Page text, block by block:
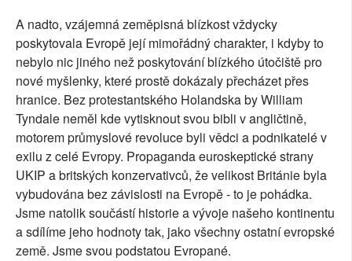
A nadto, vzájemná zeměpisná blízkost vždycky
poskytovala Evropě její mimořádný charakter, i kdyby to
nebylo nic jiného než poskytování blízkého útočiště pro
nové myšlenky, které prostě dokázaly přecházet přes
hranice. Bez protestantského Holandska by William
Tyndale neměl kde vytisknout svou bibli v angličtině,
motorem průmyslové revoluce byli vědci a podnikatelé v
exilu z celé Evropy. Propaganda euroskeptické strany
UKIP a britských konzervativců, že velikost Británie byla
vybudována bez závislosti na Evropě - to je pohádka.
Jsme natolik součástí historie a vývoje našeho kontinentu
a sdílíme jeho hodnoty tak, jako všechny ostatní evropské
země. Jsme svou podstatou Evropané.